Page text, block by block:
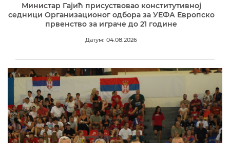
Министар Гајић присуствовао конститутивној
седници Организационог одбора за УЕФА Европско
првенство за играче до 21 године
Датум: 04.08.2026